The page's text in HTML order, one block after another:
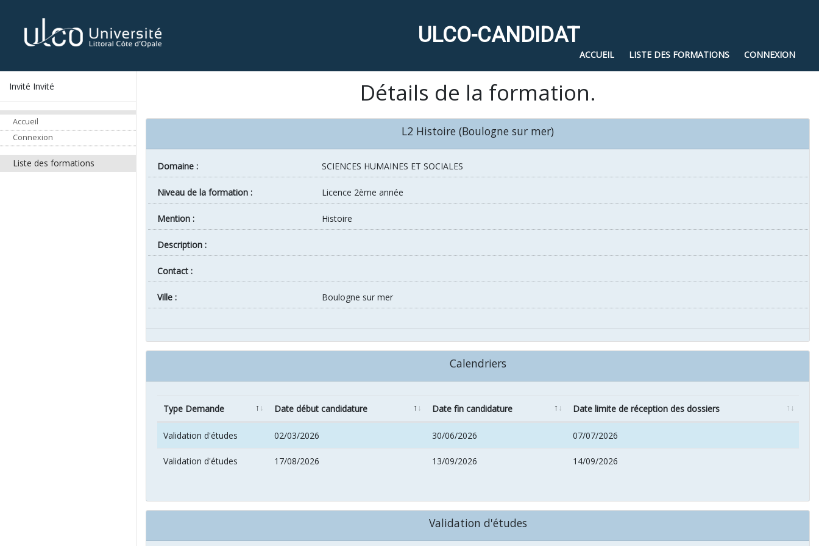
ULCO-CANDIDAT
Invité Invité
Accueil
Connexion
Liste des formations
ACCUEIL LISTE DES FORMATIONS CONNEXION
Détails de la formation.
L2 Histoire (Boulogne sur mer)
Domaine : SCIENCES HUMAINES ET SOCIALES
Niveau de la formation : Licence 2ème année
Mention : Histoire
Description :
Contact :
ville : Boulogne sur mer
Calendriers
Type Demande Date début candidature Date fin candidature Date limite de réception des dossiers
Validation d'études 02/03/2026 30/06/2026 07/07/2026
Validation d'études 17/08/2026 13/09/2026 14/09/2026
Validation d'études